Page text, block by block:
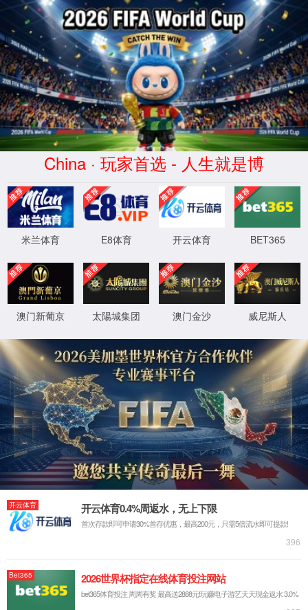
首页
实验室设计·咨询
实验室设计规划
实验室设计标准
实验室系统·方案
实验室通风系统
实验室净化系统
实验室供气系统
实验室供水系统
实验室三废系统
手术室净化系统